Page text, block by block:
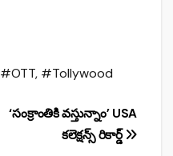
#OTT, #Tollywood
‘సంక్రాంతికి వ‌స్తున్నాం’ USA
కలెక్షన్స్ రికార్డ్